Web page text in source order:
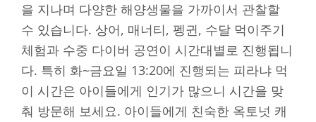
을 지나며 다양한 해양생물을 가까이서 관찰할
수 있습니다. 상어, 매너티, 펭귄, 수달 먹이주기
체험과 수중 다이버 공연이 시간대별로 진행됩니
다. 특히 화~금요일 13:20에 진행되는 피라냐 먹
이 시간은 아이들에게 인기가 많으니 시간을 맞
춰 방문해 보세요. 아이들에게 친숙한 옥토넛 캐